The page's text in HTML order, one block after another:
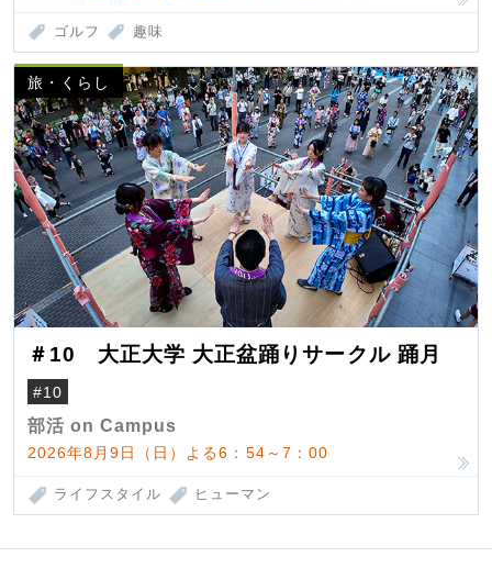
ゴルフ 趣味
旅・くらし
＃10 大正大学 大正盆踊りサークル 踊月
#10
部活 on Campus
2026年8月9日（日）よる6：54～7：00
ライフスタイル ヒューマン